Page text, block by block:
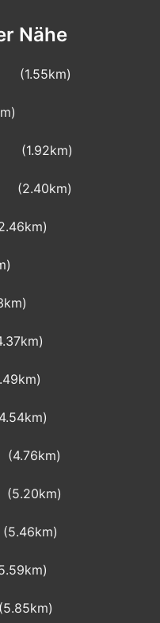
Nähe
(1.55km)
(1.92km)
(2.40km)
(4.76km)
(5.20km)
(5.46km)
(5.85km)